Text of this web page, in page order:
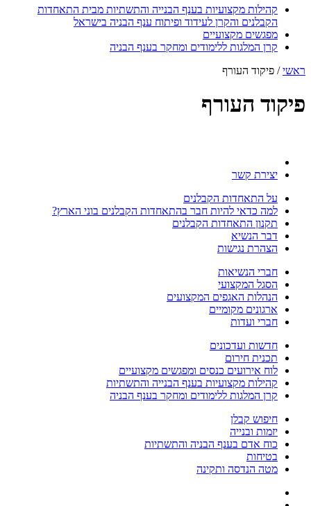
קהילות מקצועיות בענף הבנייה והתשתיות מבית התאחדות
הקבלנים והקרן לעידוד ופיתוח ענף הבניה בישראל
מפגשים מקצועיים
קרן המלגות ללימודים ומחקר בענף הבניה
ראשי/ פיקוד העורף
פיקוד העורף
יצירת קשר
על התאחדות הקבלנים
למה כדאי להיות חבר בהתאחדות הקבלנים בוני הארץ?
תקנון התאחדות הקבלנים
דבר הנשיא
הצהרת נגישות
חברי הנשיאות
הסגל המקצועי
הנהלות האגפים המקצועים
ארגונים מקומיים
חברי ועדות
חדשות ועדכונים
תכנית חירום
לוח אירועים כנסים ומפגשים מקצועיים
קהילות מקצועיות בענף הבנייה והתשתיות
קרן המלגות ללימודים ומחקר בענף הבניה
חיפוש קבלן
יזמות ובנייה
כוח אדם בענף הבניה והתשתיות
בטיחות
מטה הנדסה ותקינה